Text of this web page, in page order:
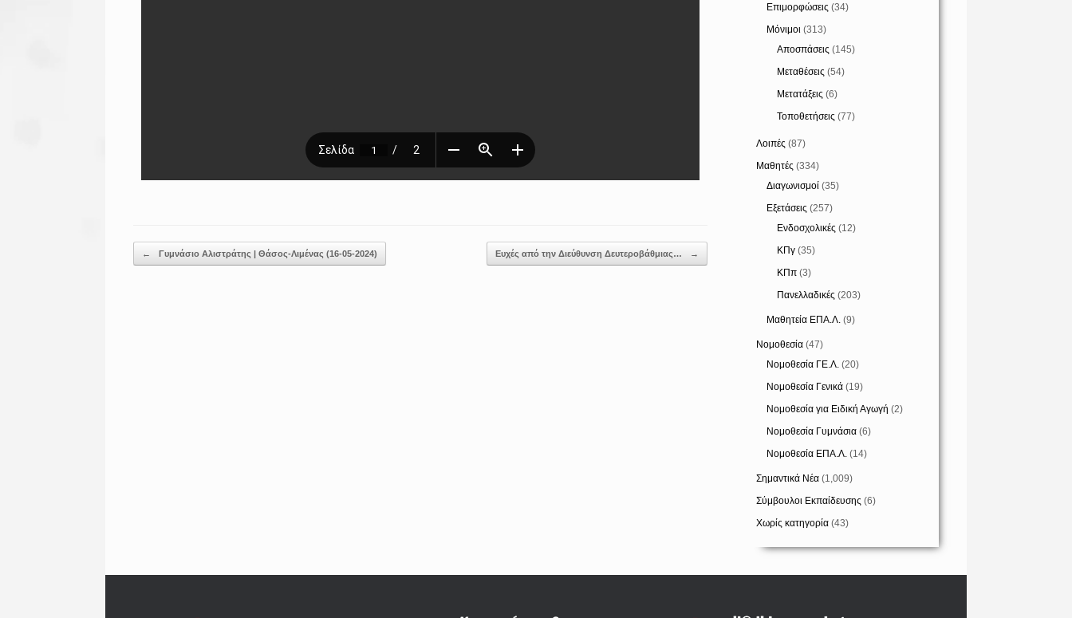
Post navigation
← Γυμνάσιο Αλιστράτης | Θάσος-Λιμένας (16-05-2024) Ευχές από την Διεύθυνση Δευτεροβάθμιας… →
Επιμορφώσεις (34)
Μόνιμοι (313)
Αποσπάσεις (145)
Μεταθέσεις (54)
Μετατάξεις (6)
Τοποθετήσεις (77)
Λοιπές (87)
Μαθητές (334)
Διαγωνισμοί (35)
Εξετάσεις (257)
Ενδοσχολικές (12)
ΚΠγ (35)
ΚΠπ (3)
Πανελλαδικές (203)
Μαθητεία ΕΠΑ.Λ. (9)
Νομοθεσία (47)
Νομοθεσία ΓΕ.Λ. (20)
Νομοθεσία Γενικά (19)
Νομοθεσία για Ειδική Αγωγή (2)
Νομοθεσία Γυμνάσια (6)
Νομοθεσία ΕΠΑ.Λ. (14)
Σημαντικά Νέα (1,009)
Σύμβουλοι Εκπαίδευσης (6)
Χωρίς κατηγορία (43)